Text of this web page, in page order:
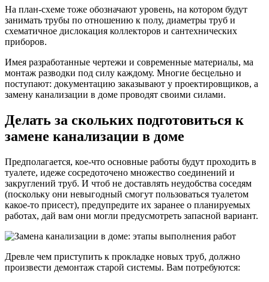
На план-схеме тоже обозначают уровень, на котором будут
занимать трубы по отношению к полу, диаметры труб и
схематичное дислокация коллекторов и сантехнических
приборов.
Имея разработанные чертежи и современные материалы, ма
монтаж разводки под силу каждому. Многие бесцельно и
поступают: документацию заказывают у проектировщиков, а
замену канализации в доме проводят своими силами.
Делать за скольких подготовиться к
замене канализации в доме
Предполагается, кое-что основные работы будут проходить в
туалете, идеже сосредоточено множество соединений и
закруглений труб. И чтоб не доставлять неудобства соседям
(поскольку они невыгодный смогут пользоваться туалетом
какое-то присест), предупредите их заранее о планируемых
работах, дай вам они могли предусмотреть запасной вариант.
Древле чем приступить к прокладке новых труб, должно
произвести демонтаж старой системы. Вам потребуются: